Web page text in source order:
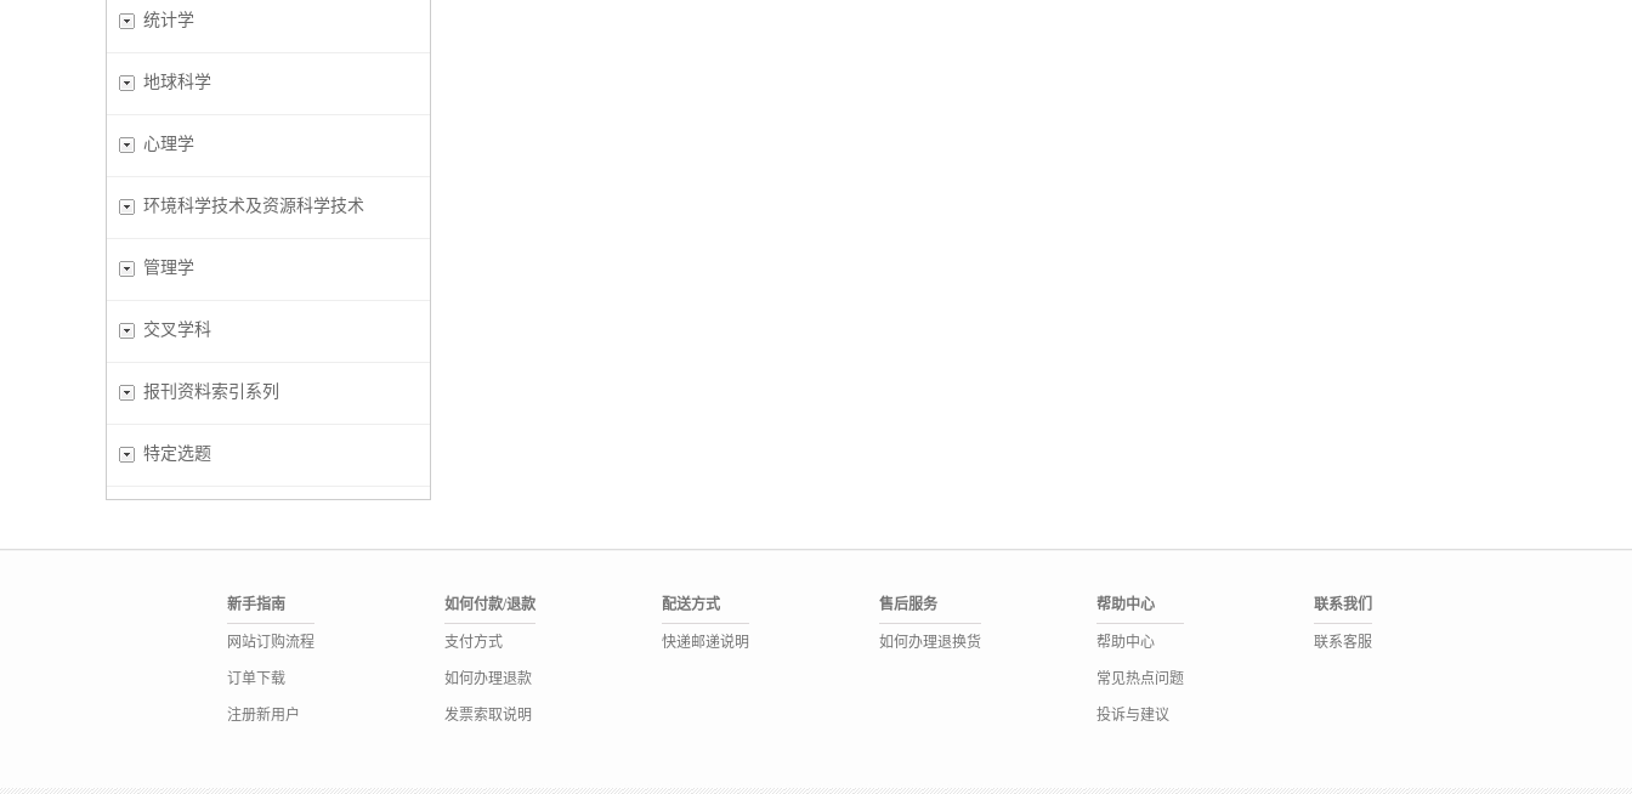
统计学
地球科学
心理学
环境科学技术及资源科学技术
管理学
交叉学科
报刊资料索引系列
特定选题
新手指南
网站订购流程
订单下载
注册新用户
如何付款/退款
支付方式
如何办理退款
发票索取说明
配送方式
快递邮递说明
售后服务
如何办理退换货
帮助中心
帮助中心
常见热点问题
投诉与建议
联系我们
联系客服